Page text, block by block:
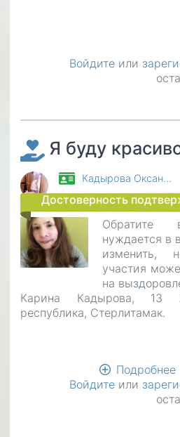
Войдите или
Я буду
Кадырова Оксан…
Достоверность
Обратите
нуждается в
изменить,
участия
на
Карина Кадырова, 13
республика, Стерлитамак.
Подробнее
Войдите или